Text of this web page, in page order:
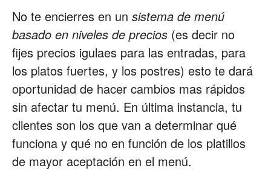
Restaurantes
No te encierres en un sistema de menú
basado en niveles de precios (es decir no
fijes precios igulaes para las entradas, para
los platos fuertes, y los postres) esto te dará
oportunidad de hacer cambios mas rápidos
sin afectar tu menú. En última instancia, tu
clientes son los que van a determinar qué
funciona y qué no en función de los platillos
de mayor aceptación en el menú.